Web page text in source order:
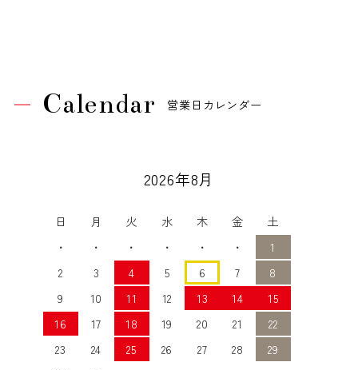
Calendar 営業日カレンダー
2026年8月
日 月 火 水 木 金
土
・
・ ・ ・ ・ ・
1
2
3 4 5 6 7
8
9
10 11 12 13 14
15
16
17 18 19 20 21
22
23
24 25 26 27 28
29